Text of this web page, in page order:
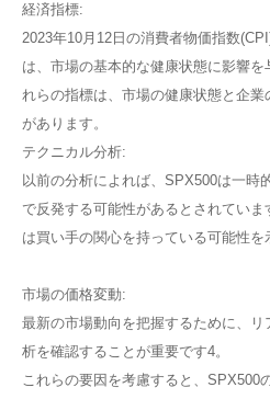
経済指標:
2023年10月12日の消費者物価指数
は、市場の基本的な健康状態に影響
れらの指標は、市場の健康状態と企
があります。
テクニカル分析:
以前の分析によれば、SPX500は一時
で反発する可能性があるとされてい
は買い手の関心を持っている可能性を
市場の価格変動:
最新の市場動向を把握するために、
析を確認することが重要です​4​。
これらの要因を考慮すると、SPX500